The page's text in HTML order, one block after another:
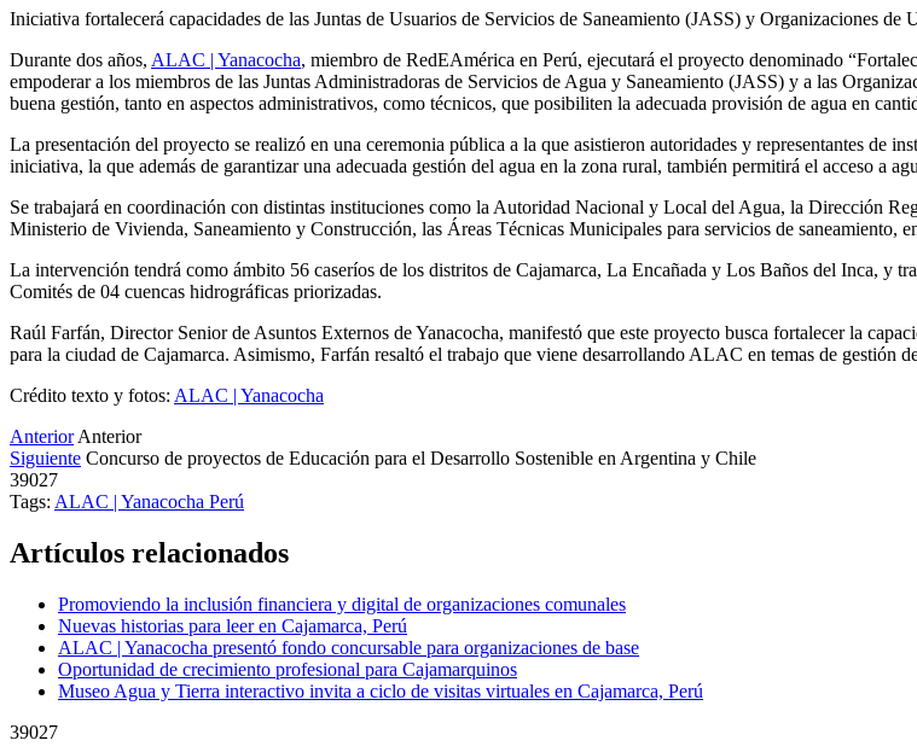
Iniciativa fortalecerá capacidades de las Juntas de Usuarios de Servicios de Saneamiento (JASS) y Organizaciones
Durante dos años, ALAC | Yanacocha, miembro de RedEAmérica en Perú, ejecutará el proyecto denominado
empoderar a los miembros de las Juntas Administradoras de Servicios de Agua y Saneamiento (JASS) y a las
buena gestión, tanto en aspectos administrativos, como técnicos, que posibiliten la adecuada provisión de agua en
La presentación del proyecto se realizó en una ceremonia pública a la que asistieron autoridades y representantes de
iniciativa, la que además de garantizar una adecuada gestión del agua en la zona rural, también permitirá el acceso a
Se trabajará en coordinación con distintas instituciones como la Autoridad Nacional y Local del Agua, la Dirección
Ministerio de Vivienda, Saneamiento y Construcción, las Áreas Técnicas Municipales para servicios de saneamiento,
La intervención tendrá como ámbito 56 caseríos de los distritos de Cajamarca, La Encañada y Los Baños del Inca, y
Comités de 04 cuencas hidrográficas priorizadas.
Raúl Farfán, Director Senior de Asuntos Externos de Yanacocha, manifestó que este proyecto busca fortalecer la
para la ciudad de Cajamarca. Asimismo, Farfán resaltó el trabajo que viene desarrollando ALAC en temas de gestión
Crédito texto y fotos: ALAC | Yanacocha
Anterior Anterior
Siguiente Concurso de proyectos de Educación para el Desarrollo Sostenible en Argentina y Chile
39027
Tags: ALAC | Yanacocha Perú
Artículos relacionados
Promoviendo la inclusión financiera y digital de organizaciones comunales
Nuevas historias para leer en Cajamarca, Perú
ALAC | Yanacocha presentó fondo concursable para organizaciones de base
Oportunidad de crecimiento profesional para Cajamarquinos
Museo Agua y Tierra interactivo invita a ciclo de visitas virtuales en Cajamarca, Perú
39027